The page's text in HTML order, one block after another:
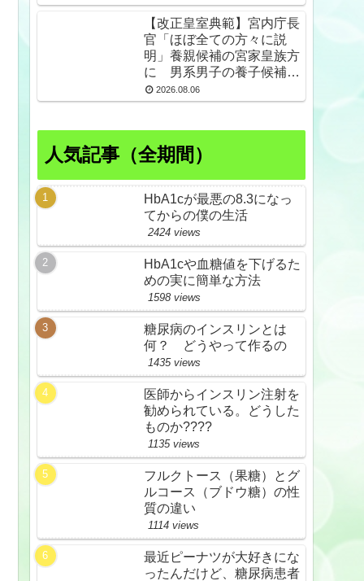
【改正皇室典範】宮内庁長
官「ほぼ全ての方々に説
明」養親候補の宮家皇族方
に 男系男子の養子候補は
「把握せず」
2026.08.06
人気記事（全期間）
HbA1cが最悪の8.3になっ
てからの僕の生活
2424 views
HbA1cや血糖値を下げるた
めの実に簡単な方法
1598 views
糖尿病のインスリンとは
何？ どうやって作るの
1435 views
医師からインスリン注射を
勧められている。どうした
ものか????
1135 views
フルクトース（果糖）とグ
ルコース（ブドウ糖）の性
質の違い
1114 views
最近ピーナツが大好きにな
ったんだけど、糖尿病患者